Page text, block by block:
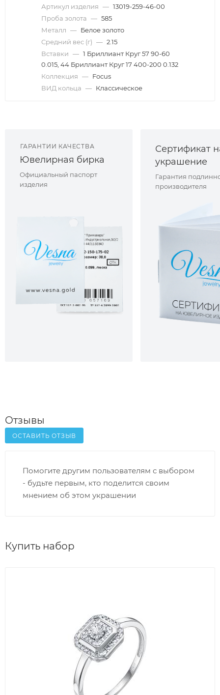
Артикул изделия — 13019-259-46-00
Проба золота — 585
Металл — Белое золото
Средний вес (г) — 2.15
Вставки — 1 Бриллиант Круг 57 90-60
0.015, 44 Бриллиант Круг 17 400-200 0.132
Коллекция — Focus
ВИД кольца — Классическое
ГАРАНТИИ КАЧЕСТВА
Ювелирная бирка
Официальный паспорт
изделия
Сертификат
украшение
Гарантия
производителя
Отзывы
ОСТАВИТЬ ОТЗЫВ
Помогите другим пользователям с выбором
- будьте первым, кто поделится своим
мнением об этом украшении
Купить набор